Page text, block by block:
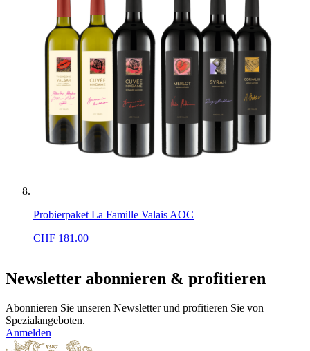
Probierpaket La Famille Valais AOC
CHF 181.00
Newsletter abonnieren & profitieren
Abonnieren Sie unseren Newsletter und profitieren Sie von
Spezialangeboten.
Anmelden